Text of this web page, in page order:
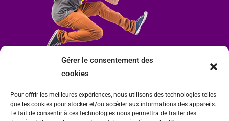
Gérer le consentement des
cookies
Pour offrir les meilleures expériences, nous utilisons des technologies telles
que les cookies pour stocker et/ou accéder aux informations des appareils.
Le fait de consentir à ces technologies nous permettra de traiter des